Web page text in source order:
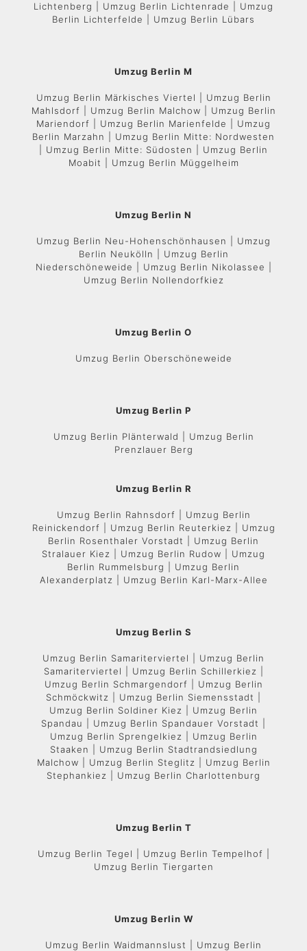
Lichtenberg | Umzug Berlin Lichtenrade | Umzug
Berlin Lichterfelde | Umzug Berlin Lübars
Umzug Berlin M
Umzug Berlin Märkisches Viertel | Umzug Berlin
Mahlsdorf | Umzug Berlin Malchow | Umzug Berlin
Mariendorf | Umzug Berlin Marienfelde | Umzug
Berlin Marzahn | Umzug Berlin Mitte: Nordwesten
| Umzug Berlin Mitte: Südosten | Umzug Berlin
Moabit | Umzug Berlin Müggelheim
Umzug Berlin N
Umzug Berlin Neu-Hohenschönhausen | Umzug
Berlin Neukölln | Umzug Berlin
Niederschöneweide | Umzug Berlin Nikolassee |
Umzug Berlin Nollendorfkiez
Umzug Berlin O
Umzug Berlin Oberschöneweide
Umzug Berlin P
Umzug Berlin Plänterwald | Umzug Berlin
Prenzlauer Berg
Umzug Berlin R
Umzug Berlin Rahnsdorf | Umzug Berlin
Reinickendorf | Umzug Berlin Reuterkiez | Umzug
Berlin Rosenthaler Vorstadt | Umzug Berlin
Stralauer Kiez | Umzug Berlin Rudow | Umzug
Berlin Rummelsburg | Umzug Berlin
Alexanderplatz | Umzug Berlin Karl-Marx-Allee
Umzug Berlin S
Umzug Berlin Samariterviertel | Umzug Berlin
Samariterviertel | Umzug Berlin Schillerkiez |
Umzug Berlin Schmargendorf | Umzug Berlin
Schmöckwitz | Umzug Berlin Siemensstadt |
Umzug Berlin Soldiner Kiez | Umzug Berlin
Spandau | Umzug Berlin Spandauer Vorstadt |
Umzug Berlin Sprengelkiez | Umzug Berlin
Staaken | Umzug Berlin Stadtrandsiedlung
Malchow | Umzug Berlin Steglitz | Umzug Berlin
Stephankiez | Umzug Berlin Charlottenburg
Umzug Berlin T
Umzug Berlin Tegel | Umzug Berlin Tempelhof |
Umzug Berlin Tiergarten
Umzug Berlin W
Umzug Berlin Waidmannslust | Umzug Berlin